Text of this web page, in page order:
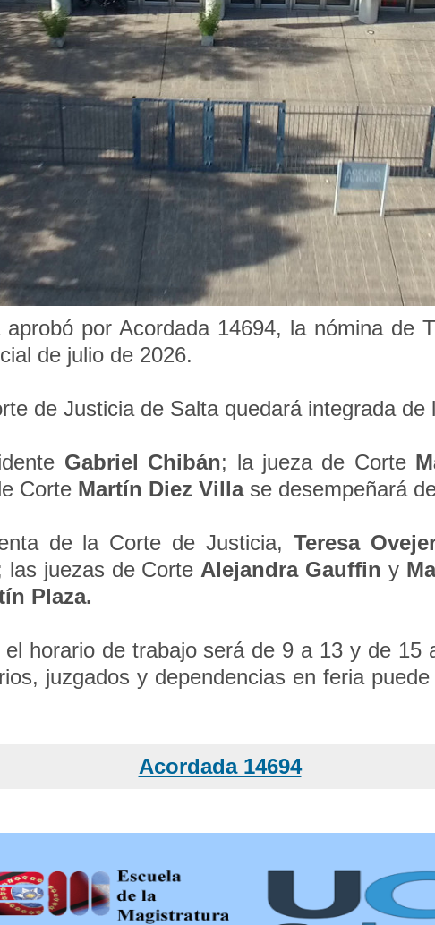
por Acordada 14694, la nómina de
de julio de 2026.
de Justicia de Salta quedará integrada de
Gabriel Chibán; la jueza de Corte
Corte Martín Diez Villa se desempeñará
de la Corte de Justicia,Teresa
las juezas de Corte Alejandra Gauffiny
Plaza.
horario de trabajo será de 9 a 13 y de 15
juzgados y dependencias en feria
Acordada 14694